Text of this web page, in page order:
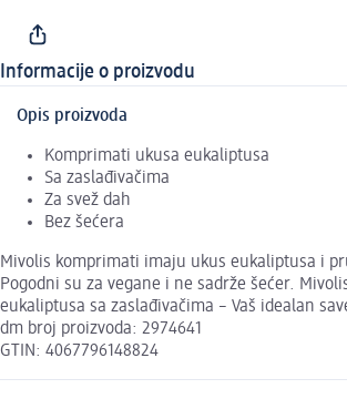
Informacije o proizvodu
Opis proizvoda
Komprimati ukusa eukaliptusa
Sa zaslađivačima
Za svež dah
Bez šećera
Mivolis komprimati imaju ukus eukaliptusa i
Pogodni su za vegane i ne sadrže šećer.
eukaliptusa sa zaslađivačima – Vaš idealan
dm broj proizvoda: 2974641
GTIN: 4067796148824